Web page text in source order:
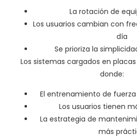
La rotación de
Los usuarios cambian con
día
Se prioriza la
Los sistemas cargados en
donde:
El entrenamiento de
Los usuarios tienen
La estrategia de
más